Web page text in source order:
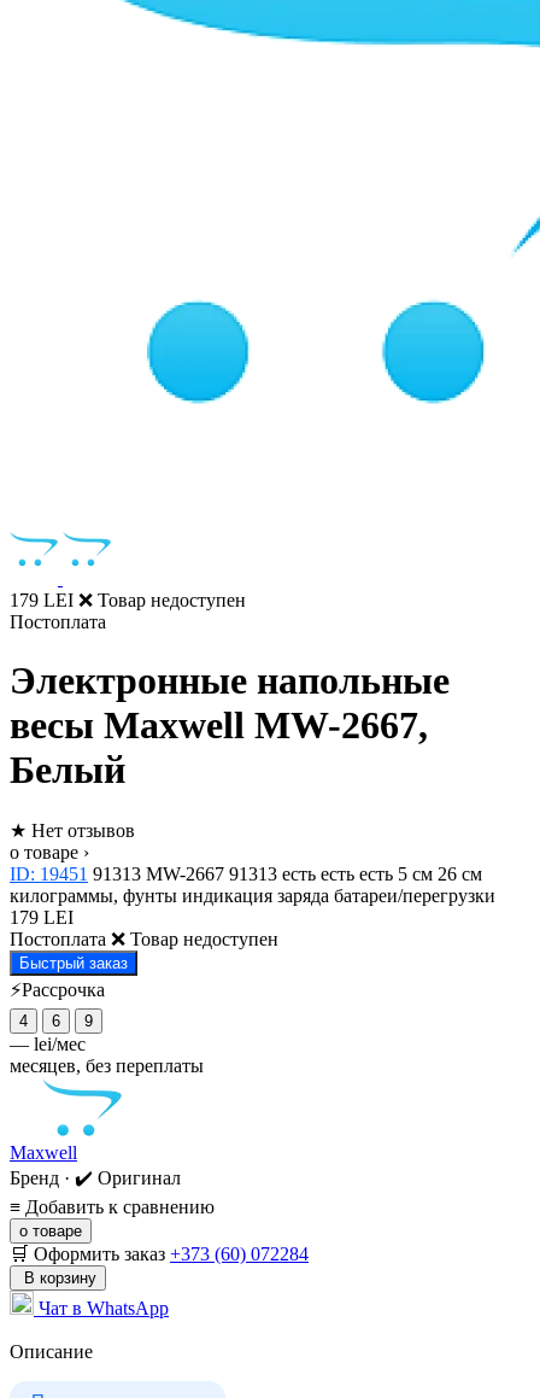
179 LEI ❌ Товар недоступен
Постоплата
Электронные напольные
весы Maxwell MW-2667,
Белый
★ Нет отзывов
о товаре ›
ID: 19451 91313 MW-2667 91313 есть есть есть 5 см 26 см
килограммы, фунты индикация заряда батареи/перегрузки
179 LEI
Постоплата ❌ Товар недоступен
Быстрый заказ
⚡Рассрочка
4 6 9
— lei/мес
месяцев, без переплаты
Maxwell
Бренд · ✔️ Оригинал
≡ Добавить к сравнению
о товаре
🛒 Оформить заказ +373 (60) 072284
В корзину
Чат в WhatsApp
Описание